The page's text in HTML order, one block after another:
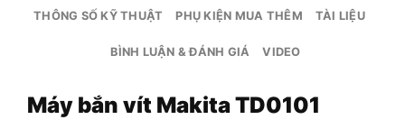
THÔNG SỐ KỸ THUẬT PHỤ KIỆN MUA THÊM TÀI LIỆU
BÌNH LUẬN & ĐÁNH GIÁ VIDEO
Máy bắn vít Makita TD0101